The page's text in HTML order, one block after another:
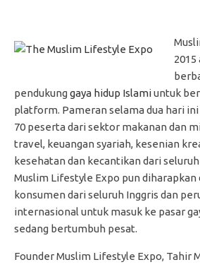
pendukunggaya hidup Islamiuntuk
platform. Pameran selama dua hari
70 peserta dari sektor makanan dan
travel, keuangan syariah, kesenian
kesehatan dan kecantikan dari
Muslim Lifestyle Expo pun
konsumen dari seluruh Inggris dan
internasional untuk masuk ke pasar
sedang bertumbuh pesat.
Founder Muslim Lifestyle Expo, Tahir